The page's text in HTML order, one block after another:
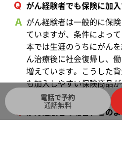
がん経験者でも保険に加
がん経験者は一般的に保
ていますが、条件によっ
本では生涯のうちにがん
ん治療後に社会復帰し、
増えています。こうした
も加入しやすい保険商品
がん経験者の場合、どの
電話で予約
通話無料